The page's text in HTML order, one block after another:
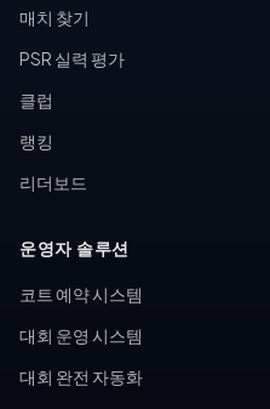
매치 찾기
PSR 실력 평가
클럽
랭킹
리더보드
운영자 솔루션
코트 예약 시스템
대회 운영 시스템
대회 완전 자동화